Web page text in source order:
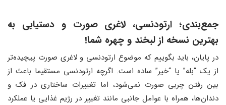
جمع‌بندی؛ ارتودنسی، لاغری صورت و دستیابی به
بهترین نسخه از لبخند و چهره شما!
در پایان، باید بگوییم که موضوع ارتودنسی و لاغری صورت پیچیده‌تر
از یک “بله” یا “خیر” ساده است. اگرچه ارتودنسی مستقیما باعث از
بین رفتن چربی صورت نمی‌شود، اما تغییرات ساختاری در فک و
دندان‌ها، همراه با عوامل جانبی مانند تغییر در رژیم غذایی یا عملکرد